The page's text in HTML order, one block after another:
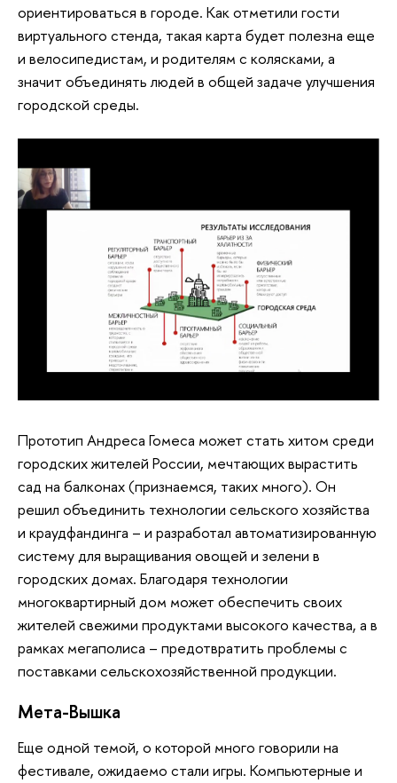
ориентироваться в городе. Как отметили гости
виртуального стенда, такая карта будет полезна еще
и велосипедистам, и родителям с колясками, а
значит объединять людей в общей задаче улучшения
городской среды.
Прототип Андреса Гомеcа может стать хитом среди
городских жителей России, мечтающих вырастить
сад на балконах (признаемся, таких много). Он
решил объединить технологии сельского хозяйства
и краудфандинга – и разработал автоматизированную
систему для выращивания овощей и зелени в
городских домах. Благодаря технологии
многоквартирный дом может обеспечить своих
жителей свежими продуктами высокого качества, а в
рамках мегаполиса – предотвратить проблемы с
поставками сельскохозяйственной продукции.
Мета-Вышка
Еще одной темой, о которой много говорили на
фестивале, ожидаемо стали игры. Компьютерные и